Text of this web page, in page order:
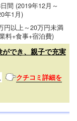
間 (2019年12月～
年1月)
円以上～20万円未満
料+食事+宿泊費)
でき、親子で充実
クチコミ詳細を